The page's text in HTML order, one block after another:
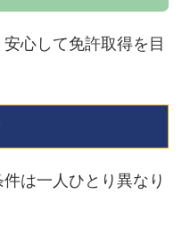
心して免許取得を目
は一人ひとり異なり